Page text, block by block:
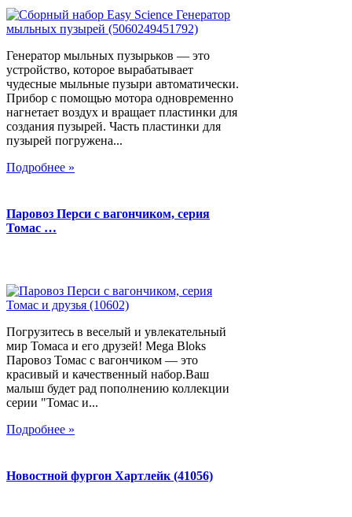
Генератор мыльных пузырьков — это
устройство, которое вырабатывает
чудесные мыльные пузыри автоматически.
Прибор с помощью мотора одновременно
нагнетает воздух и вращает пластинки для
создания пузырей. Часть пластинки для
пузырей погружена...
Подробнее »
Паровоз Перси с вагончиком, серия
Томас …
Погрузитесь в веселый и увлекательный
мир Томаса и его друзей! Mega Bloks
Паровоз Томас с вагончиком — это
красивый и качественный набор.Ваш
малыш будет рад пополнению коллекции
серии "Томас и...
Подробнее »
Новостной фургон Хартлейк (41056)